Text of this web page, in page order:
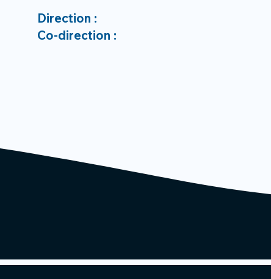
Direction :
Co-direction :